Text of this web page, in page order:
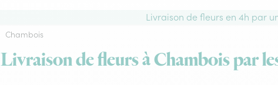
Livraison de fleurs en 4h par
Chambois
Livraison de fleurs à Chambois par